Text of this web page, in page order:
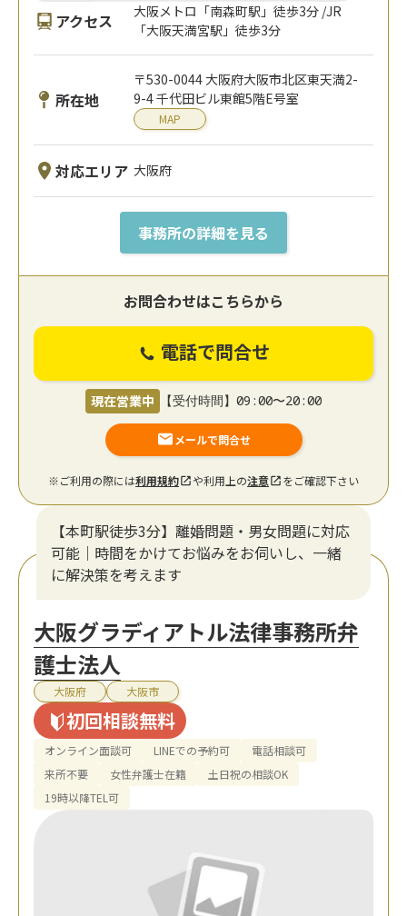
アクセス
大阪メトロ「南森町駅」徒歩3分 /JR
「大阪天満宮駅」徒歩3分
所在地
〒530-0044 大阪府大阪市北区東天満2-
9-4 千代田ビル東館5階E号室
MAP
対応エリア 大阪府
事務所の詳細を見る
お問合わせはこちらから
電話で問合せ
現在営業中 【受付時間】09:00〜20:00
メールで問合せ
※ご利用の際には利用規約 や利用上の注意 をご確認下さい
【本町駅徒歩3分】離婚問題・男女問題に対応
可能｜時間をかけてお悩みをお伺いし、一緒
に解決策を考えます
大阪グラディアトル法律事務所弁
護士法人
大阪府 大阪市
初回相談無料
オンライン面談可 LINEでの予約可
電話相談可
来所不要
女性弁護士在籍
土日祝の相談OK
19時以降TEL可